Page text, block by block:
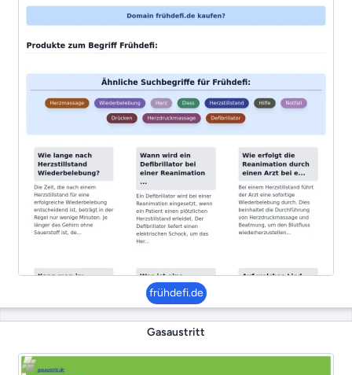
frühdefi.de
Gasaustritt